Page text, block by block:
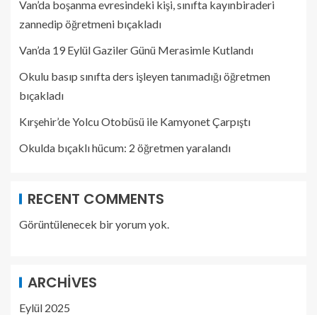
Van’da boşanma evresindeki kişi, sınıfta kayınbiraderi
zannedip öğretmeni bıçakladı
Van’da 19 Eylül Gaziler Günü Merasimle Kutlandı
Okulu basıp sınıfta ders işleyen tanımadığı öğretmen
bıçakladı
Kırşehir’de Yolcu Otobüsü ile Kamyonet Çarpıştı
Okulda bıçaklı hücum: 2 öğretmen yaralandı
RECENT COMMENTS
Görüntülenecek bir yorum yok.
ARCHIVES
Eylül 2025